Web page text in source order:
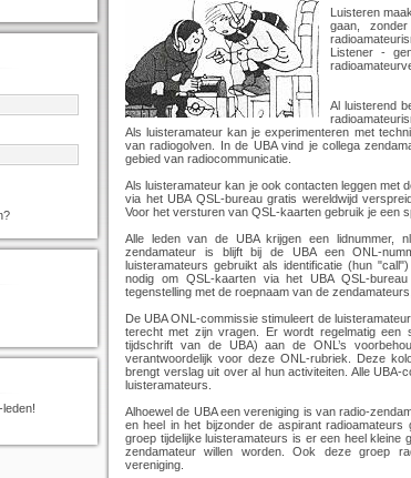
leden!
Luisteren
gaan,
Listener -
Al luisterend
Als luisteramateur kan je experimenteren met
van radiogolven. In de UBA vind je collega
gebied van radiocommunicatie.
Als luisteramateur kan je ook contacten leggen met
via het UBA QSL-bureau gratis wereldwijd
Voor het versturen van QSL-kaarten gebruik je een
Alle leden van de UBA krijgen een lidnummer,
zendamateur is blijft bij de UBA een ONL-
luisteramateurs gebruikt als identificatie (hun
nodig om QSL-kaarten via het UBA QSL-
tegenstelling met de roepnaam van de
De UBA ONL-commissie stimuleert de
terecht met zijn vragen. Er wordt regelmatig een
tijdschrift van de UBA) aan de ONL’s
verantwoordelijk voor deze ONL-rubriek. Deze
brengt verslag uit over al hun activiteiten. Alle
luisteramateurs.
Alhoewel de UBA een vereniging is van radio-
en heel in het bijzonder de aspirant
groep tijdelijke luisteramateurs is er een heel kleine
zendamateur willen worden. Ook deze groep
vereniging.